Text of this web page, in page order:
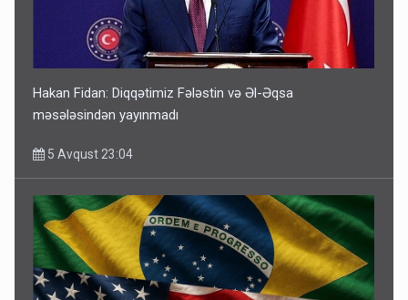
Hakan Fidan: Diqqətimiz Fələstin və Əl-Əqsa
məsələsindən yayınmadı
5 Avqust 23:04